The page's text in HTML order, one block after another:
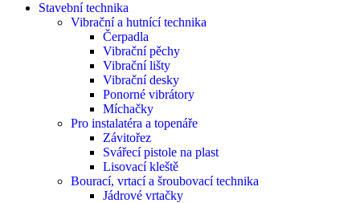
Stavební technika
Vibrační a hutnící technika
Čerpadla
Vibrační pěchy
Vibrační lišty
Vibrační desky
Ponorné vibrátory
Míchačky
Pro instalatéra a topenáře
Závitořez
Svářecí pistole na plast
Lisovací kleště
Bourací, vrtací a šroubovací technika
Jádrové vrtačky